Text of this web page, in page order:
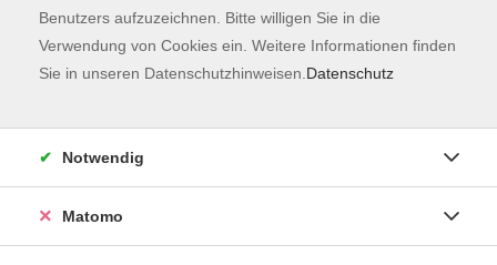
Impressum
AGB
Datenschutzerklärung
Benutzers aufzuzeichnen. Bitte willigen Sie in die
Verwendung von Cookies ein. Weitere Informationen finden
Sie in unseren Datenschutzhinweisen. Datenschutz
Notwendig
Matomo